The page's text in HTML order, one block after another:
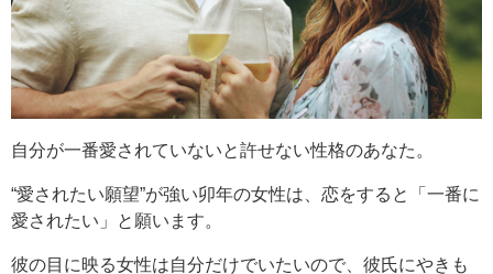
自分が一番愛されていないと許せない性格のあなた。
“愛されたい願望”が強い卯年の女性は、恋をすると「一番に
愛されたい」と願います。
彼の目に映る女性は自分だけでいたいので、彼氏にやきも